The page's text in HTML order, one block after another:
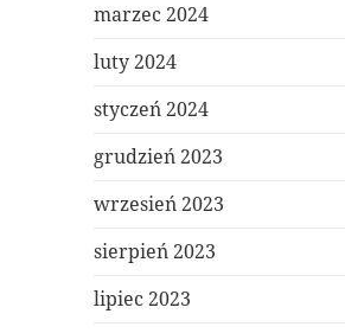
marzec 2024
luty 2024
styczeń 2024
grudzień 2023
wrzesień 2023
sierpień 2023
lipiec 2023